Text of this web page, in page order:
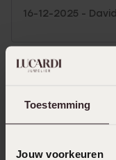
Toestemming
Jouw voorkeuren
16-12-2025 - David